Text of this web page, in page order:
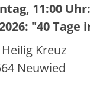
11:00 Uhr:
"40 Tage
Kreuz
Neuwied